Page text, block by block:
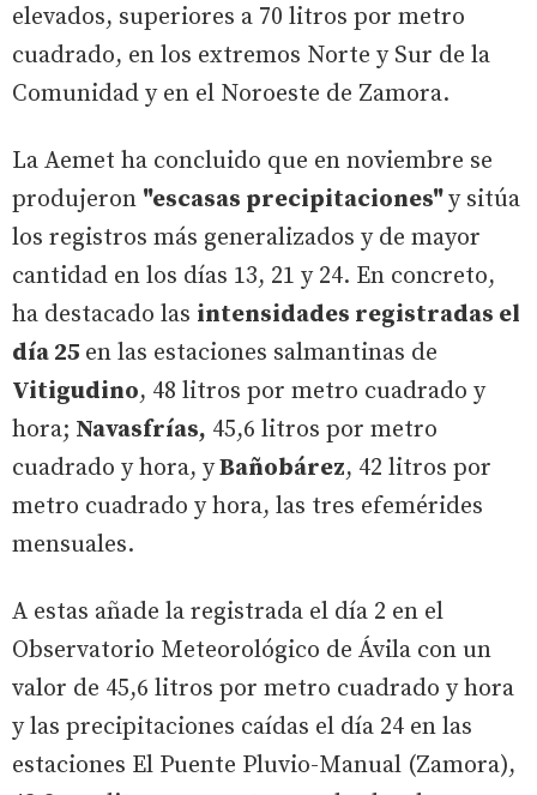
elevados, superiores a 70 litros por metro
cuadrado, en los extremos Norte y Sur de la
Comunidad y en el Noroeste de Zamora.
La Aemet ha concluido que en noviembre se
produjeron "escasas precipitaciones"y sitúa
los registros más generalizados y de mayor
cantidad en los días 13, 21 y 24. En concreto,
ha destacado las intensidades registradas el
día 25 en las estaciones salmantinas de
Vitigudino, 48 litros por metro cuadrado y
hora; Navasfrías, 45,6 litros por metro
cuadrado y hora, yBañobárez, 42 litros por
metro cuadrado y hora, las tres efemérides
mensuales.
A estas añade la registrada el día 2 en el
Observatorio Meteorológico de Ávila con un
valor de 45,6 litros por metro cuadrado y hora
y las precipitaciones caídas el día 24 en las
estaciones El Puente Pluvio-Manual (Zamora),